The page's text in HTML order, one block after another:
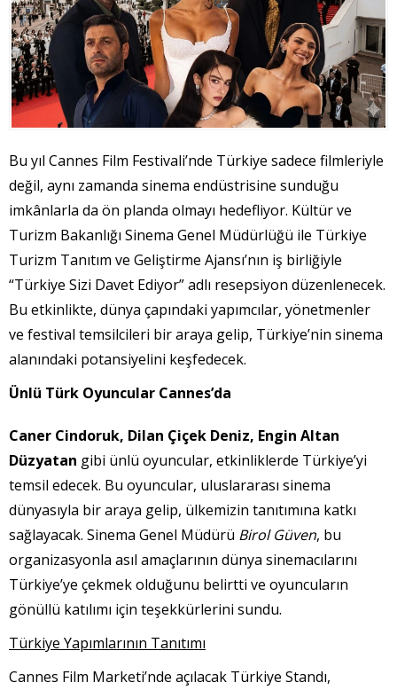
Bu yıl Cannes Film Festivali’nde Türkiye sadece filmleriyle
değil, aynı zamanda sinema endüstrisine sunduğu
imkânlarla da ön planda olmayı hedefliyor. Kültür ve
Turizm Bakanlığı Sinema Genel Müdürlüğü ile Türkiye
Turizm Tanıtım ve Geliştirme Ajansı’nın iş birliğiyle
“Türkiye Sizi Davet Ediyor” adlı resepsiyon düzenlenecek.
Bu etkinlikte, dünya çapındaki yapımcılar, yönetmenler
ve festival temsilcileri bir araya gelip, Türkiye’nin sinema
alanındaki potansiyelini keşfedecek.
Ünlü Türk Oyuncular Cannes’da
Caner Cindoruk, Dilan Çiçek Deniz, Engin Altan
Düzyatan gibi ünlü oyuncular, etkinliklerde Türkiye’yi
temsil edecek. Bu oyuncular, uluslararası sinema
dünyasıyla bir araya gelip, ülkemizin tanıtımına katkı
sağlayacak. Sinema Genel Müdürü Birol Güven, bu
organizasyonla asıl amaçlarının dünya sinemacılarını
Türkiye’ye çekmek olduğunu belirtti ve oyuncuların
gönüllü katılımı için teşekkürlerini sundu.
Türkiye Yapımlarının Tanıtımı
Cannes Film Marketi’nde açılacak Türkiye Standı,